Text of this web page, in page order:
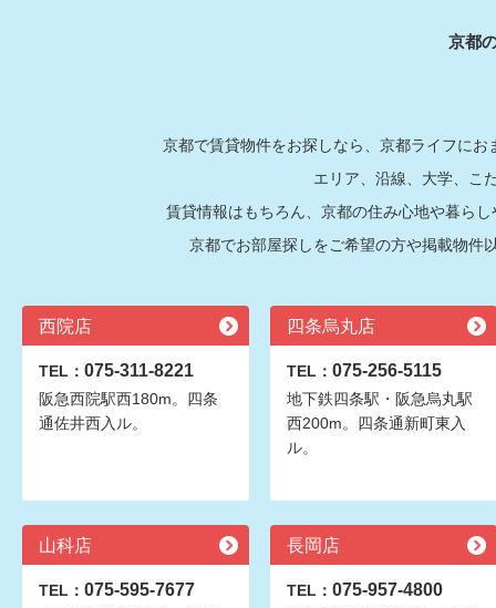
京都
京都で賃貸物件をお探しなら、京都ライフに
エリア、沿線、大学、こ
賃貸情報はもちろん、京都の住み心地や暮ら
京都でお部屋探しをご希望の方や掲載物件
西院店
TEL： 075-311-8221
阪急西院駅西180m。四条
通佐井西入ル。
四条烏丸店
TEL： 075-256-5115
地下鉄四条駅・阪急烏丸駅
西200m。四条通新町東入
ル。
山科店
TEL： 075-595-7677
長岡店
TEL： 075-957-4800